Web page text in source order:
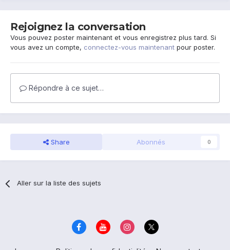
Rejoignez la conversation
Vous pouvez poster maintenant et vous enregistrez plus tard. Si
vous avez un compte, connectez-vous maintenant pour poster.
Répondre à ce sujet…
Share Abonnés 0
Aller sur la liste des sujets